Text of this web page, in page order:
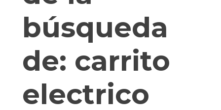
búsqueda
de: carrito
electrico